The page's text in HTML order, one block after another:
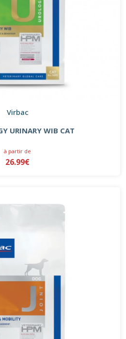
Virbac
URINARY WIB CAT
à partir de
26.99€